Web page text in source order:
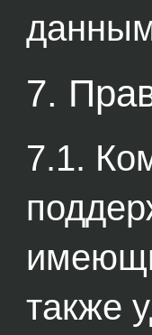
7.
7.1.
также